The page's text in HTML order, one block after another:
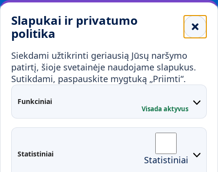
Slapukai ir privatumo
politika
Siekdami užtikrinti geriausią Jūsų naršymo
patirtį, šioje svetainėje naudojame slapukus.
Sutikdami, paspauskite mygtuką „Priimti“.
Funkciniai
Visada aktyvus
Statistiniai Statistiniai
Mokykloms
Visuomenei ir verslui
Mokymai ir konsultavimas
Partnerystės
Karjera
Kontaktai
Administracija
Fakultetai
Studentų atstovybė